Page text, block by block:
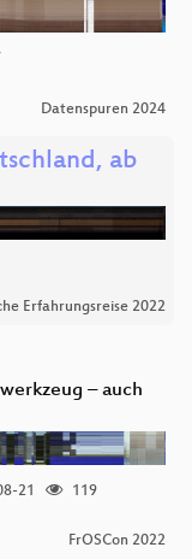
Datenspuren 2024
ab
Erfahrungsreise 2022
– auch
21
119
FrOSCon 2022